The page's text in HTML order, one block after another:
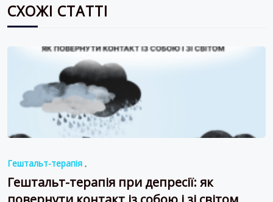
СХОЖІ СТАТТІ
Гештальт-терапія
Гештальт-терапія при депресії: як